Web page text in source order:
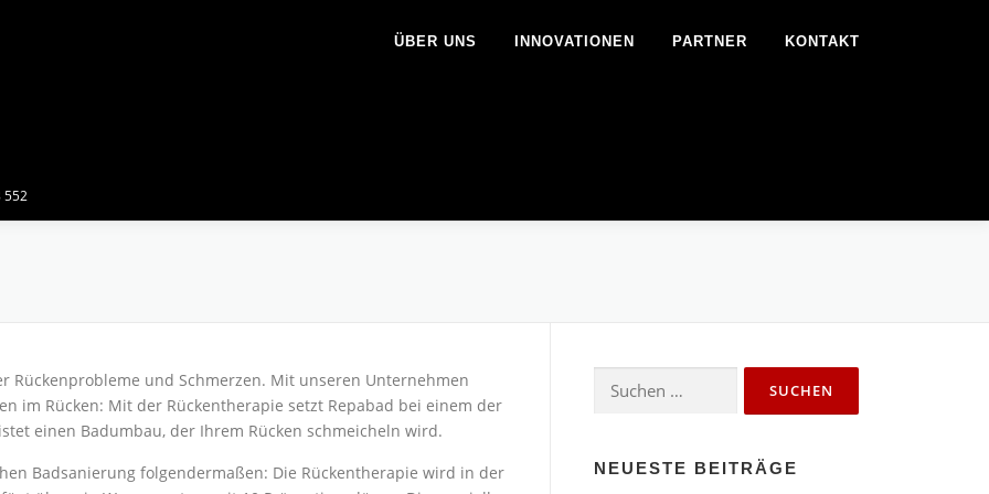
552
ÜBER UNS INNOVATIONEN PARTNER KONTAKT
Rückenprobleme und Schmerzen. Mit unseren Unternehmen
im Rücken: Mit der Rückentherapie setzt Repabad bei einem der
einen Badumbau, der Ihrem Rücken schmeicheln wird.
Badsanierung folgendermaßen: Die Rückentherapie wird in der
Suchen
nach:
NEUESTE BEITRÄGE